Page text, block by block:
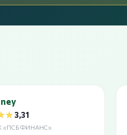
3,31
ФИНАНС»